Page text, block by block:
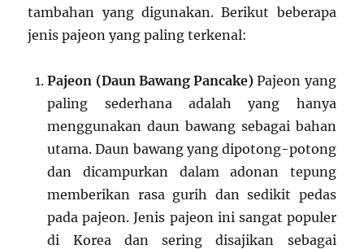
tambahan yang digunakan. Berikut beberapa
jenis pajeon yang paling terkenal:
Pajeon (Daun Bawang Pancake) Pajeon yang
paling sederhana adalah yang hanya
menggunakan daun bawang sebagai bahan
utama. Daun bawang yang dipotong-potong
dan dicampurkan dalam adonan tepung
memberikan rasa gurih dan sedikit pedas
pada pajeon. Jenis pajeon ini sangat populer
di Korea dan sering disajikan sebagai